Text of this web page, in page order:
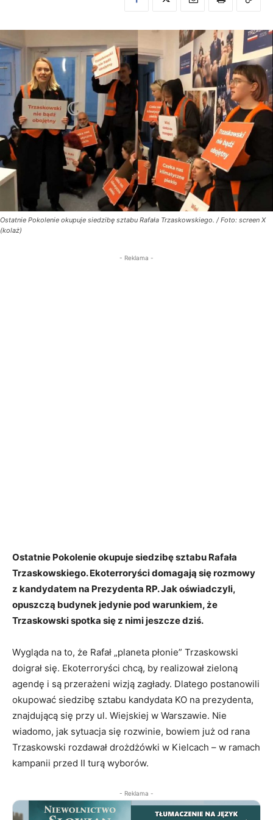
Ostatnie Pokolenie okupuje siedzibę sztabu Rafała Trzaskowskiego. / Foto: screen X
(kolaż)
- Reklama -
Ostatnie Pokolenie okupuje siedzibę sztabu Rafała
Trzaskowskiego. Ekoterroryści domagają się rozmowy
z kandydatem na Prezydenta RP. Jak oświadczyli,
opuszczą budynek jedynie pod warunkiem, że
Trzaskowski spotka się z nimi jeszcze dziś.
Wygląda na to, że Rafał „planeta płonie” Trzaskowski
doigrał się. Ekoterroryści chcą, by realizował zieloną
agendę i są przerażeni wizją zagłady. Dlatego postanowili
okupować siedzibę sztabu kandydata KO na prezydenta,
znajdującą się przy ul. Wiejskiej w Warszawie. Nie
wiadomo, jak sytuacja się rozwinie, bowiem już od rana
Trzaskowski rozdawał drożdżówki w Kielcach – w ramach
kampanii przed II turą wyborów.
- Reklama -